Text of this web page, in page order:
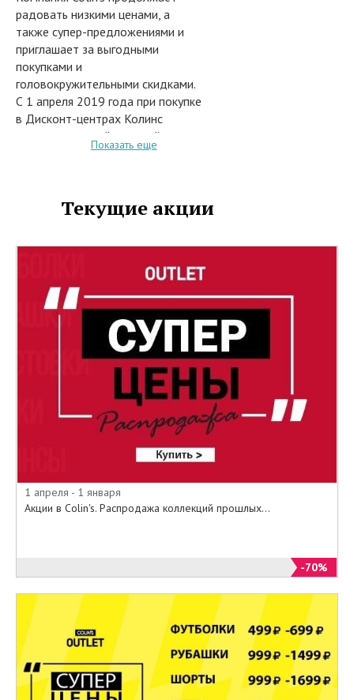
радовать низкими ценами, а
также супер-предложениями и
приглашает за выгодными
покупками и
головокружительными скидками.
С 1 апреля 2019 года при покупке
в Дисконт-центрах Колинс
модных моделей мужской и
женской одежды и аксессуаров
В акции участвуют следующие
• Толстовки
• Рубашки
• Футболки и поло
Приходите в наши Аутлет
центры, или заказывайте из
специального онлайн-каталога на
официальном сайте Colin's все то,
о чем так долго мечтали по
самым минимальным ценам.
Показать еще
Текущие акции
1 апреля - 1 января
Акции в Colin's. Распродажа коллекций прошлых...
-70%